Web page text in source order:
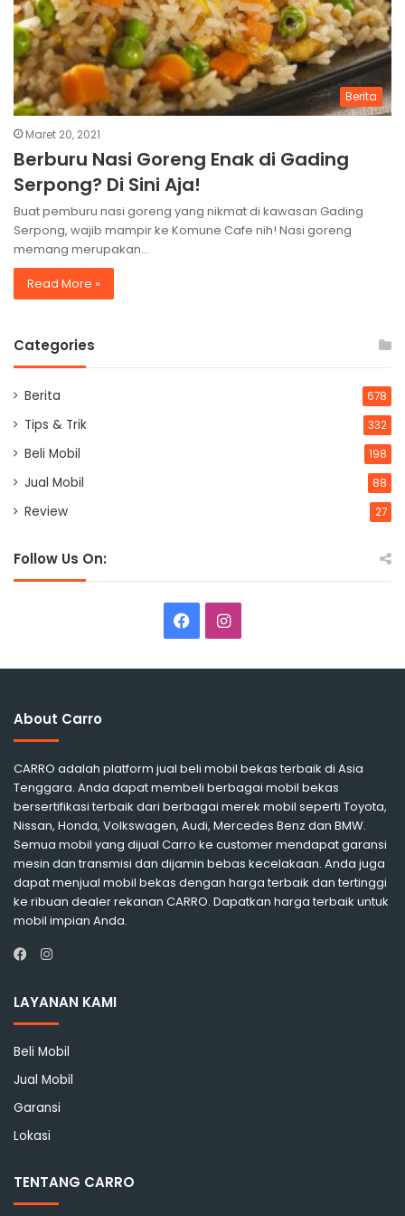
Berita
Maret 20, 2021
Berburu Nasi Goreng Enak di Gading
Serpong? Di Sini Aja!
Buat pemburu nasi goreng yang nikmat di kawasan Gading
Serpong, wajib mampir ke Komune Cafe nih! Nasi goreng
memang merupakan…
Read More »
Categories
Berita 678
Tips & Trik 332
Beli Mobil 198
Jual Mobil 88
Review 27
Follow Us On:
FacebookInstagram
About Carro
CARRO adalah platform jual beli mobil bekas terbaik di Asia
Tenggara. Anda dapat membeli berbagai mobil bekas
bersertifikasi terbaik dari berbagai merek mobil seperti Toyota,
Nissan, Honda, Volkswagen, Audi, Mercedes Benz dan BMW.
Semua mobil yang dijual Carro ke customer mendapat garansi
mesin dan transmisi dan dijamin bebas kecelakaan. Anda juga
dapat menjual mobil bekas dengan harga terbaik dan tertinggi
ke ribuan dealer rekanan CARRO. Dapatkan harga terbaik untuk
mobil impian Anda.
Instagram
LAYANAN KAMI
Beli Mobil
Jual Mobil
Garansi
Lokasi
TENTANG CARRO